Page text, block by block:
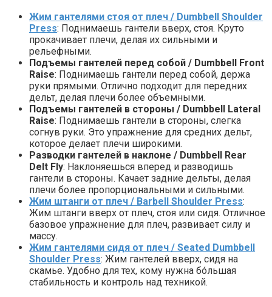
Жим гантелями стоя от плеч / Dumbbell Shoulder
Press: Поднимаешь гантели вверх, стоя. Круто
прокачивает плечи, делая их сильными и
рельефными.
Подъемы гантелей перед собой / Dumbbell Front
Raise: Поднимаешь гантели перед собой, держа
руки прямыми. Отлично подходит для передних
дельт, делая плечи более объемными.
Подъемы гантелей в стороны / Dumbbell Lateral
Raise: Поднимаешь гантели в стороны, слегка
согнув руки. Это упражнение для средних дельт,
которое делает плечи широкими.
Разводки гантелей в наклоне / Dumbbell Rear
Delt Fly: Наклоняешься вперед и разводишь
гантели в стороны. Качает задние дельты, делая
плечи более пропорциональными и сильными.
Жим штанги от плеч / Barbell Shoulder Press:
Жим штанги вверх от плеч, стоя или сидя. Отличное
базовое упражнение для плеч, развивает силу и
массу.
Жим гантелями сидя от плеч / Seated Dumbbell
Shoulder Press: Жим гантелей вверх, сидя на
скамье. Удобно для тех, кому нужна бóльшая
стабильность и контроль над техникой.